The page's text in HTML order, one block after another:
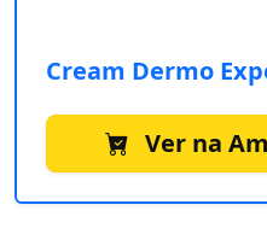
Cream Dermo
Ver na